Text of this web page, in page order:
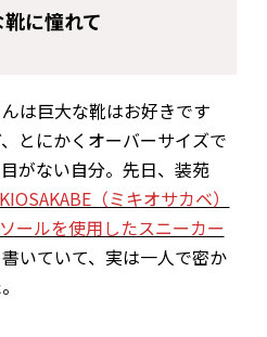
に憧れて
は巨大な靴はお好きです
とにかくオーバーサイズで
がない自分。先日、装苑
（ミキオサカベ）
ールを使用したスニーカー
いていて、実は一人で密か